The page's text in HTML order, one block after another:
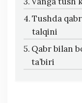
Tushda
talqini
Qabr bilan
ta’biri